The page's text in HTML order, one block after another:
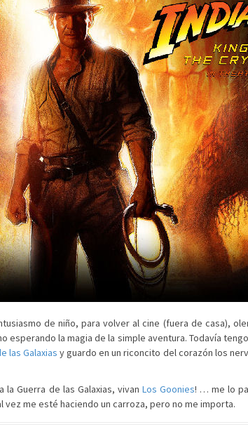
de niño, para volver al cine (fuera de casa),
esperando la magia de la simple aventura. Todavía
las Galaxias y guardo en un riconcito del corazón los
la Guerra de las Galaxias, vivan Los Goonies! … me lo
vez me esté haciendo un carroza, pero no me importa.